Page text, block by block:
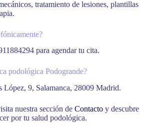
tratamiento de lesiones, plantillas
para agendar tu cita.
podológica Podogrande?
López, 9, Salamanca, 28009 Madrid.
nuestra sección de Contacto y descubre
por tu salud podológica.